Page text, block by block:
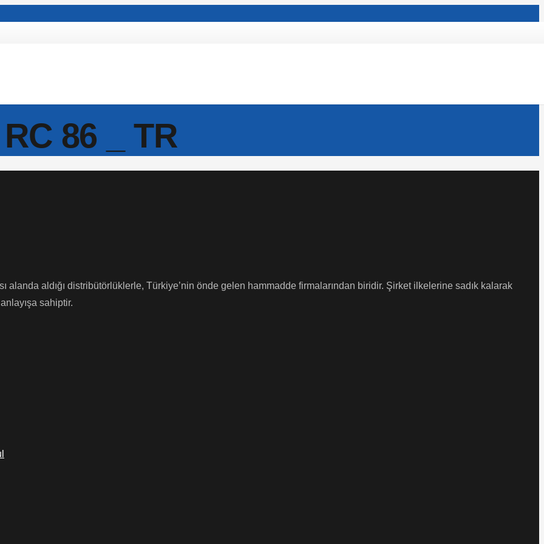
86 _ TR
alanda aldığı distribütörlüklerle, Türkiye’nin önde gelen hammadde firmalarından biridir. Şirket ilkelerine sadık kalarak
sahiptir.